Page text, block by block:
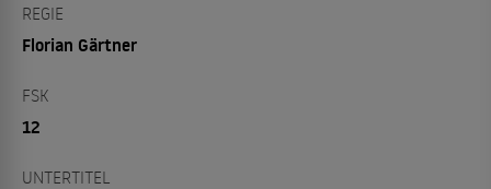
REGIE
Florian Gärtner
FSK
12
UNTERTITEL